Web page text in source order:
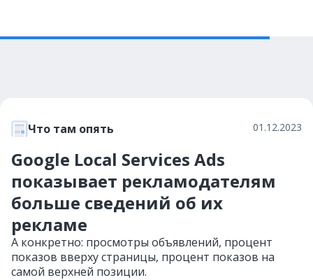
Что там опять 01.12.2023
Google Local Services Ads
показывает рекламодателям
больше сведений об их
рекламе
А конкретно: просмотры объявлений, процент
показов вверху страницы, процент показов на
самой верхней позиции.